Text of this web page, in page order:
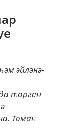
әйләнә-
торган
Томан